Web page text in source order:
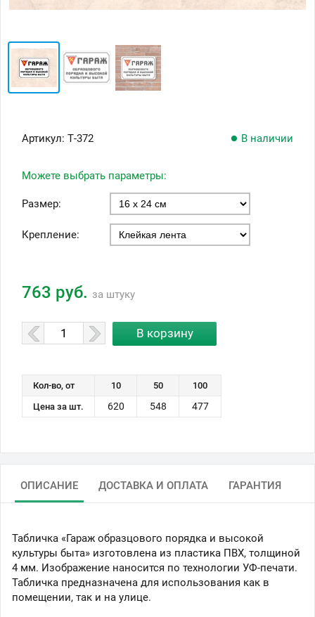
Артикул: Т-372 В наличии
Можете выбрать параметры:
Размер:
Крепление:
763 руб. за штуку
Кол-во, от 10 50
100
Цена за шт.
620 548 477
ОПИСАНИЕ ДОСТАВКА И ОПЛАТА ГАРАНТИЯ
Табличка «Гараж образцового порядка и высокой
культуры быта» изготовлена из пластика ПВХ, толщиной
4 мм. Изображение наносится по технологии УФ-печати.
Табличка предназначена для использования как в
помещении, так и на улице.